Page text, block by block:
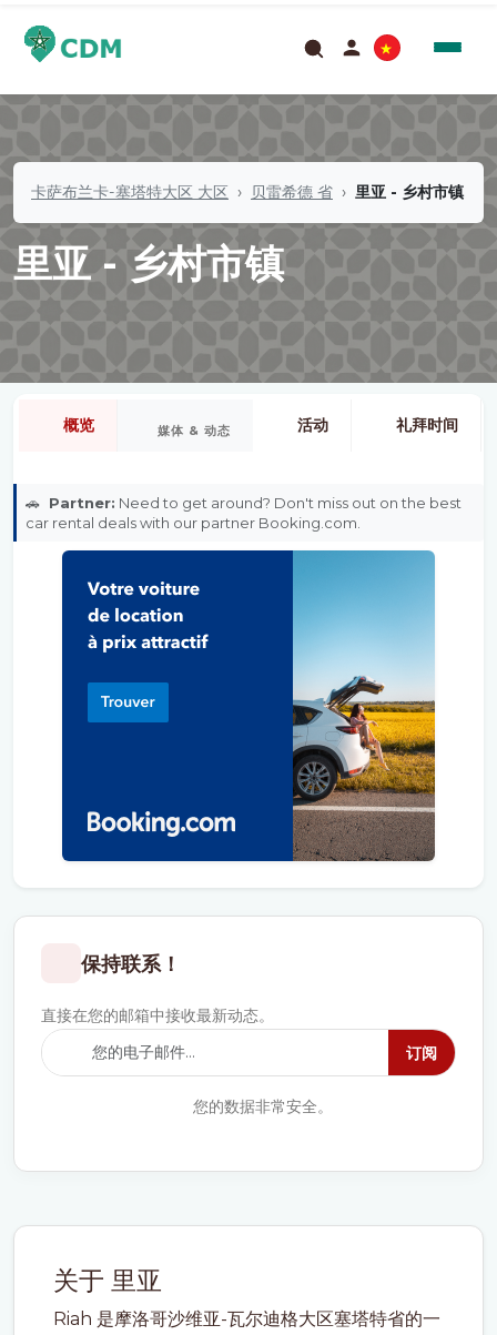
卡萨布兰卡-塞塔特大区 大区 贝雷希德 省 里亚 - 乡村市镇
里亚 - 乡村市镇
关于 里亚
Riah 是摩洛哥沙维亚-瓦尔迪格大区塞塔特省的一
概览 媒体 & 动态 活动 礼拜时间
🚗 Partner: Need to get around? Don't miss out on the best
car rental deals with our partner Booking.com.
保持联系！
直接在您的邮箱中接收最新动态。
订阅
您的数据非常安全。